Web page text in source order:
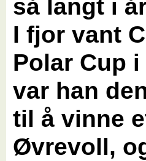
så langt i
I fjor vant
Polar Cup
var han
til å vinne
Øvrevoll,